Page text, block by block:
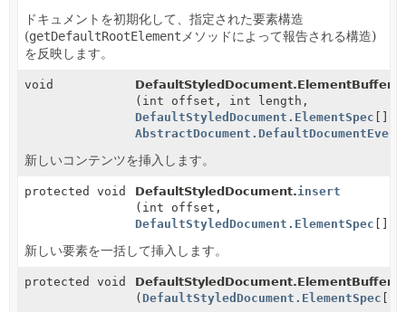
ドキュメントを初期化して、指定された要素構造
(getDefaultRootElement メソッドによって報告される構造)
を反映します。
void DefaultStyledDocument.ElementBuffer.
(int offset, int length,
DefaultStyledDocument.ElementSpec []
AbstractDocument.DefaultDocumentEvent
新しいコンテンツを挿入します。
protected void DefaultStyledDocument.insert
(int offset,
DefaultStyledDocument.ElementSpec []
新しい要素を一括して挿入します。
protected void DefaultStyledDocument.ElementBuffer.
( DefaultStyledDocument.ElementSpec []